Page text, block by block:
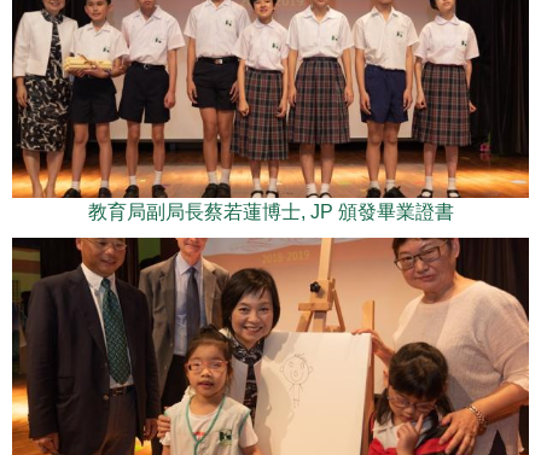
教育局副局長蔡若蓮博士, JP 頒發畢業證書